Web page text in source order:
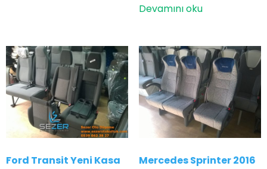
Devamını oku
Ford Transit Yeni Kasa
Mercedes Sprinter 2016